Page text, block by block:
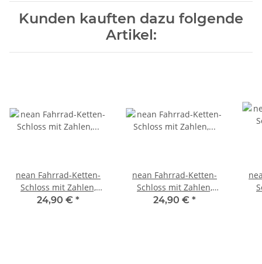
Kunden kauften dazu folgende
Artikel:
nean Fahrrad-Ketten-
Schloss mit Zahlen,
Vierkant-Kettenglieder
24,90 € *
nean Fahrrad-Ketten-
Schloss mit Zahlen,
Vierkant-Kettenglieder
24,90 € *